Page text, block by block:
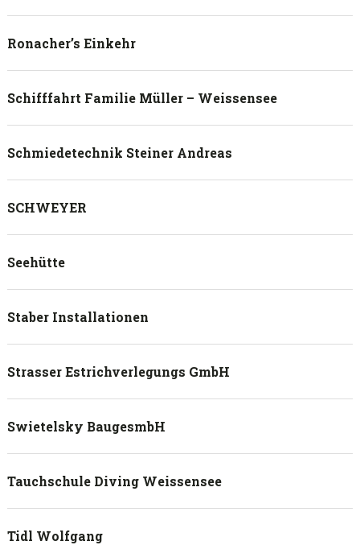
Ronacher’s Einkehr
Schifffahrt Familie Müller – Weissensee
Schmiedetechnik Steiner Andreas
SCHWEYER
Seehütte
Staber Installationen
Strasser Estrichverlegungs GmbH
Swietelsky BaugesmbH
Tauchschule Diving Weissensee
Tidl Wolfgang